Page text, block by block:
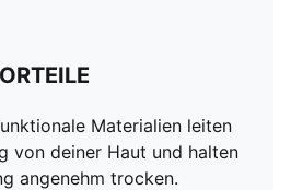
Materialien leiten
von deiner Haut und halten
angenehm trocken.